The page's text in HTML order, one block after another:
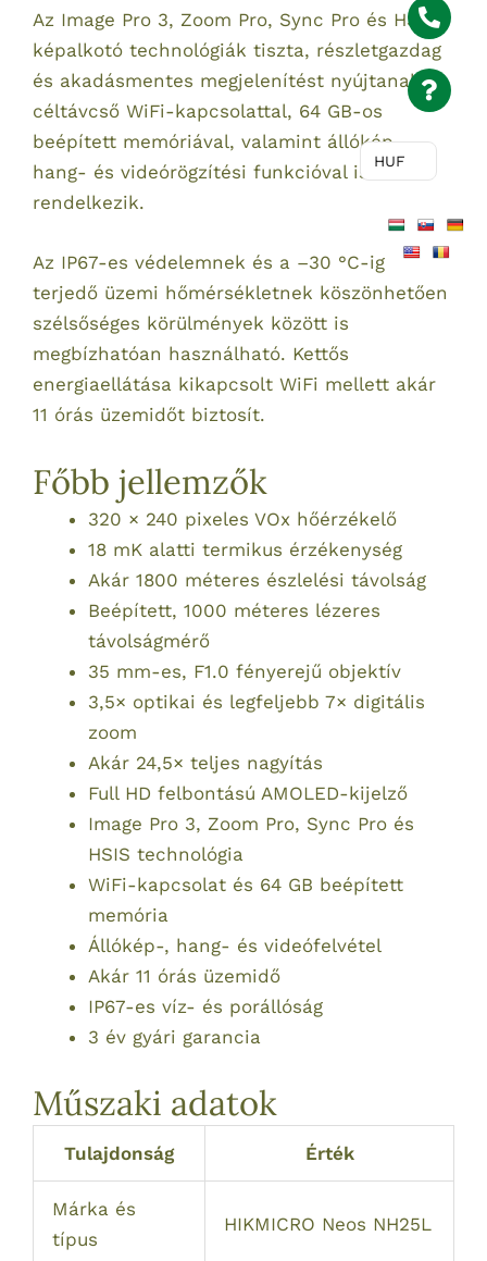
Az Image Pro 3, Zoom Pro, Sync Pro és HSIS
képalkotó technológiák tiszta, részletgazdag
és akadásmentes megjelenítést nyújtanak. A
céltávcső WiFi-kapcsolattal, 64 GB-os
beépített memóriával, valamint állókép-,
hang- és videórögzítési funkcióval is
rendelkezik.
Az IP67-es védelemnek és a –30 °C-ig
terjedő üzemi hőmérsékletnek köszönhetően
szélsőséges körülmények között is
megbízhatóan használható. Kettős
energiaellátása kikapcsolt WiFi mellett akár
11 órás üzemidőt biztosít.
Főbb jellemzők
320 × 240 pixeles VOx hőérzékelő
18 mK alatti termikus érzékenység
Akár 1800 méteres észlelési távolság
Beépített, 1000 méteres lézeres
távolságmérő
35 mm-es, F1.0 fényerejű objektív
3,5× optikai és legfeljebb 7× digitális
zoom
Akár 24,5× teljes nagyítás
Full HD felbontású AMOLED-kijelző
Image Pro 3, Zoom Pro, Sync Pro és
HSIS technológia
WiFi-kapcsolat és 64 GB beépített
memória
Állókép-, hang- és videófelvétel
Akár 11 órás üzemidő
IP67-es víz- és porállóság
3 év gyári garancia
Műszaki adatok
Tulajdonság Érték
Márka és
típus
HIKMICRO Neos NH25L
HUF